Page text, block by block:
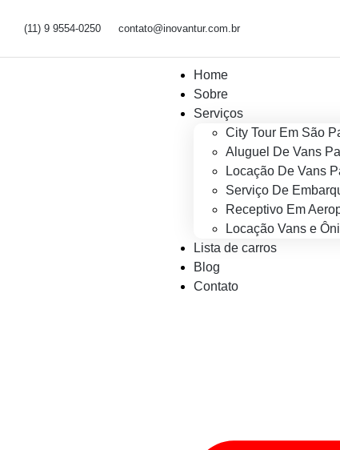
(11) 9 9554-0250 contato@inovantur.com.br
Home
Sobre
Serviços
City Tour Em São
Aluguel De Vans
Locação De Vans
Serviço De
Receptivo Em
Locação Vans e
Lista de carros
Blog
Contato